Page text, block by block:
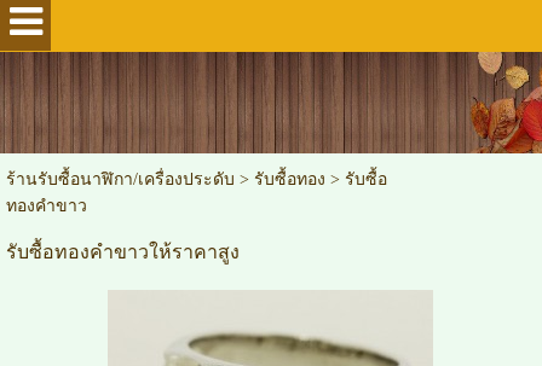
ร้านรับซื้อนาฬิกา/เครื่องประดับ > รับซื้อทอง > รับซื้อ
ทองคำขาว
รับซื้อทองคำขาวให้ราคาสูง